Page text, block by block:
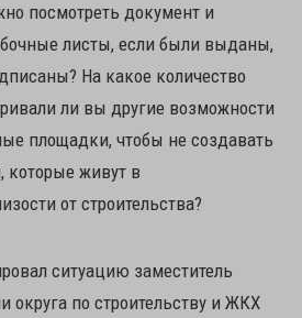
посмотреть документ и
листы, если были выданы,
На какое количество
ли вы другие возможности
площадки, чтобы не создавать
живут в
от строительства?
ситуацию заместитель
округа по строительству и ЖКХ